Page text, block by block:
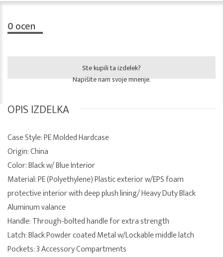
0ocen
Ste kupili ta izdelek?
Napišite nam svoje mnenje.
OPIS IZDELKA
Case Style: PE Molded Hardcase
Origin: China
Color: Black w/ Blue Interior
Material: PE (Polyethylene) Plastic exterior w/EPS foam
protective interior with deep plush lining/ Heavy Duty Black
Aluminum valance
Handle: Through-bolted handle for extra strength
Latch: Black Powder coated Metal w/Lockable middle latch
Pockets: 3 Accessory Compartments